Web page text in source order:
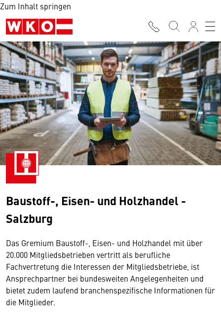
Zum Inhalt springen
Baustoff-, Eisen- und Holzhandel -
Salzburg
Das Gremium Baustoff-, Eisen- und Holzhandel mit über
20.000 Mitgliedsbetrieben vertritt als berufliche
Fachvertretung die Interessen der Mitgliedsbetriebe, ist
Ansprechpartner bei bundesweiten Angelegenheiten und
bietet zudem laufend branchenspezifische Informationen für
die Mitglieder.